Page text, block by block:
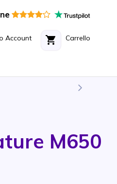
Carrello
Account
M650